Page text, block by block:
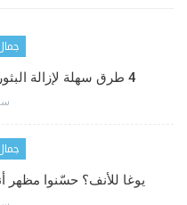
4 طرق سهلة لإزالة البثور والرؤوس السوداء عن الظهر
يوغا للأنف؟ حسّنوا مظهر